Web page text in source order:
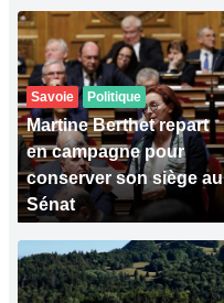
Savoie Politique
Martine Berthet repart
en campagne pour
conserver son siège au
Sénat